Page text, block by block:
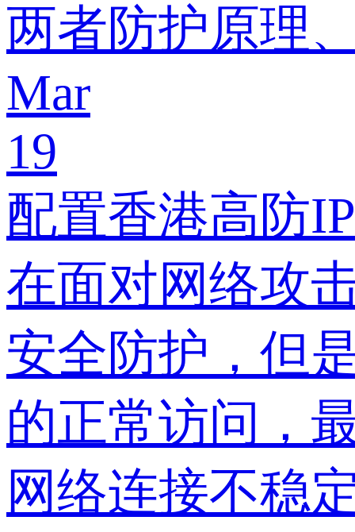
两者防护原理
Mar
19
配置香港高防
在面对网络攻
安全防护，但
的正常访问，
网络连接不稳